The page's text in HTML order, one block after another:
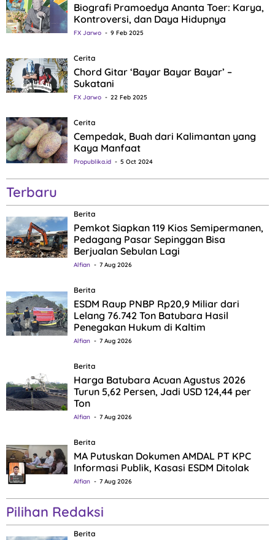
Biografi Pramoedya Ananta Toer: Karya,
Kontroversi, dan Daya Hidupnya
FX Jarwo 9 Feb 2025
Cerita
Chord Gitar ‘Bayar Bayar Bayar’ –
Sukatani
FX Jarwo 22 Feb 2025
Cerita
Cempedak, Buah dari Kalimantan yang
Kaya Manfaat
Propublika.id 5 Oct 2024
Terbaru
Berita
Pemkot Siapkan 119 Kios Semipermanen,
Pedagang Pasar Sepinggan Bisa
Berjualan Sebulan Lagi
Alfian 7 Aug 2026
Berita
ESDM Raup PNBP Rp20,9 Miliar dari
Lelang 76.742 Ton Batubara Hasil
Penegakan Hukum di Kaltim
Alfian 7 Aug 2026
Berita
Harga Batubara Acuan Agustus 2026
Turun 5,62 Persen, Jadi USD 124,44 per
Ton
Alfian 7 Aug 2026
Berita
MA Putuskan Dokumen AMDAL PT KPC
Informasi Publik, Kasasi ESDM Ditolak
Alfian 7 Aug 2026
Pilihan Redaksi
Berita